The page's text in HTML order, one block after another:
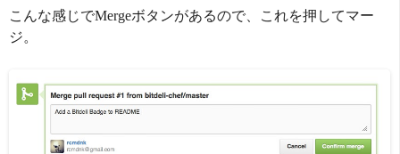
こんな感じでMergeボタンがあるので、これを押してマー
ジ。